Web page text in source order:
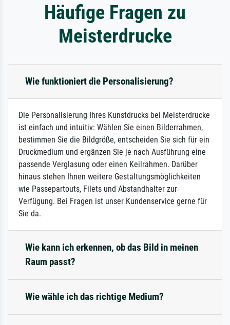
Häufige Fragen zu
Meisterdrucke
Wie funktioniert die Personalisierung?
Die Personalisierung Ihres Kunstdrucks bei Meisterdrucke
ist einfach und intuitiv: Wählen Sie einen Bilderrahmen,
bestimmen Sie die Bildgröße, entscheiden Sie sich für ein
Druckmedium und ergänzen Sie je nach Ausführung eine
passende Verglasung oder einen Keilrahmen. Darüber
hinaus stehen Ihnen weitere Gestaltungsmöglichkeiten
wie Passepartouts, Filets und Abstandhalter zur
Verfügung. Bei Fragen ist unser Kundenservice gerne für
Sie da.
Wie kann ich erkennen, ob das Bild in meinen
Raum passt?
Wie wähle ich das richtige Medium?